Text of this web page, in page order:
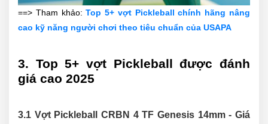
==> Tham khảo:Top 5+ vợt Pickleball chính hãng nâng
cao kỹ năng người chơi theo tiêu chuẩn của USAPA
3. Top 5+ vợt Pickleball được đánh
giá cao 2025
3.1 Vợt Pickleball CRBN 4 TF Genesis 14mm - Giá